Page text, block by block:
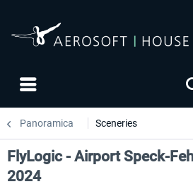
Panoramica Sceneries
FlyLogic - Airport Speck-
2024